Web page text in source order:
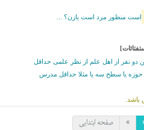
است منظور مرد است یازن؟ ...
دو نفر از اهل علم از نظر علمی حداقل
یا سطح سه یا مثلا حداقل مدرس
صفحه ابتدایی »